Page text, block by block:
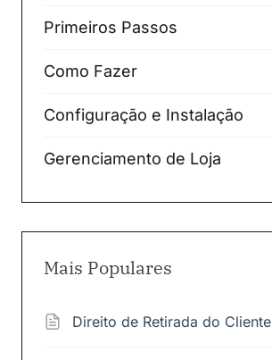
Primeiros Passos
Como Fazer
Configuração e Instalação
Gerenciamento de Loja
Mais Populares
Direito de Retirada do Cliente